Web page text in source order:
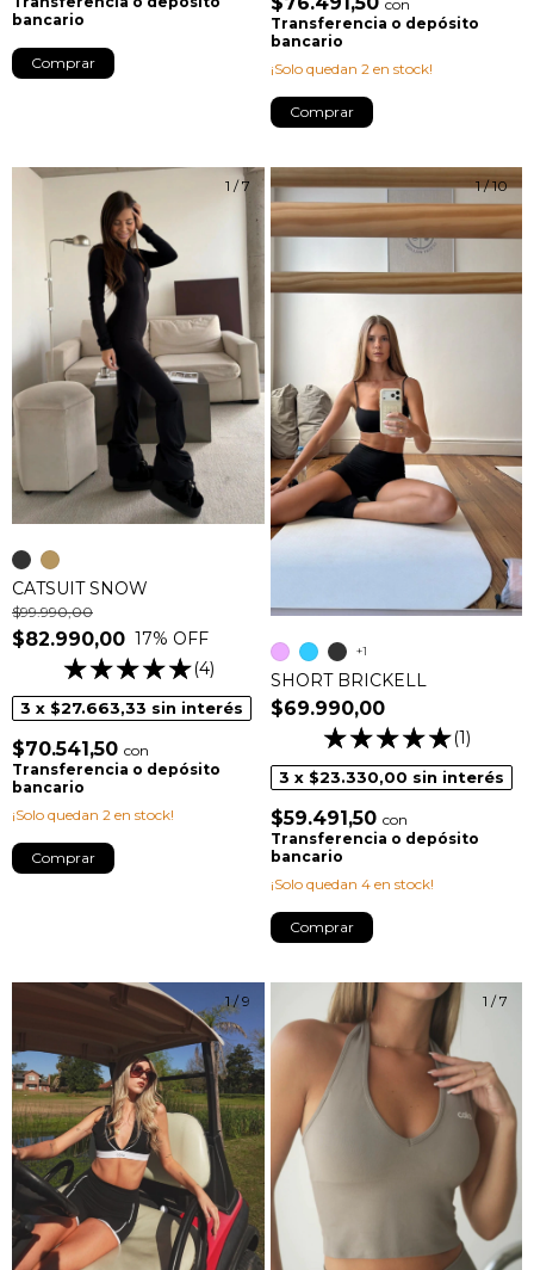
bancario
Comprar
con
Transferencia o depósito
bancario
¡Solo quedan 2 en stock!
Comprar
1 /7
CATSUIT SNOW
$82.990,00
$99.990,00
17% OFF
(4)
3 x $27.663,33 sin interés
$70.541,50 con
Transferencia o depósito
bancario
¡Solo quedan 2 en stock!
Comprar
1/10
SHORT BRICKELL
$69.990,00
(1)
3 x $23.330,00 sin interés
$59.491,50 con
Transferencia o depósito
bancario
¡Solo quedan 4en stock!
+1
Comprar
1/9 1 /7